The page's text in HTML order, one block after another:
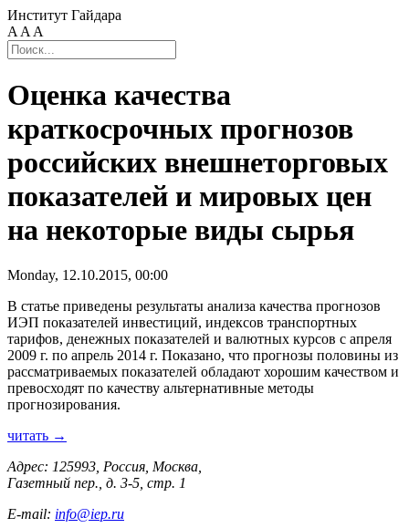
Институт Гайдара
A A A
Оценка качества
краткосрочных прогнозов
российских внешнеторговых
показателей и мировых цен
на некоторые виды сырья
Monday, 12.10.2015, 00:00
В статье приведены результаты анализа качества прогнозов
ИЭП показателей инвестиций, индексов транспортных
тарифов, денежных показателей и валютных курсов с апреля
2009 г. по апрель 2014 г. Показано, что прогнозы половины из
рассматриваемых показателей обладают хорошим качеством и
превосходят по качеству альтернативные методы
прогнозирования.
читать →
Адрес: 125993, Россия, Москва,
Газетный пер., д. 3-5, стр. 1
E-mail: info@iep.ru